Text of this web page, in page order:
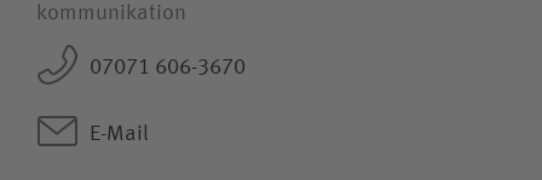
kommunikation
07071 606-3670
E-Mail